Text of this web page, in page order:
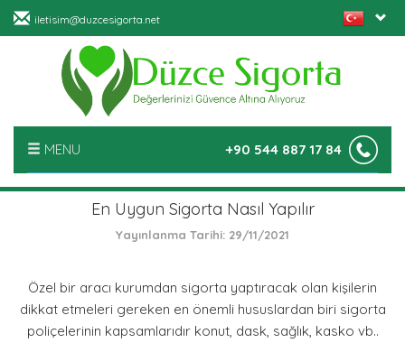
iletisim@duzcesigorta.net
MENU +90 544 887 17 84
ANASAYFA
HİZMETLERİMİZ
HABERLER
En Uygun Sigorta Nasıl Yapılır
Yayınlanma Tarihi: 29/11/2021
Özel bir aracı kurumdan sigorta yaptıracak olan kişilerin
dikkat etmeleri gereken en önemli hususlardan biri sigorta
poliçelerinin kapsamlarıdır konut, dask, sağlık, kasko vb..